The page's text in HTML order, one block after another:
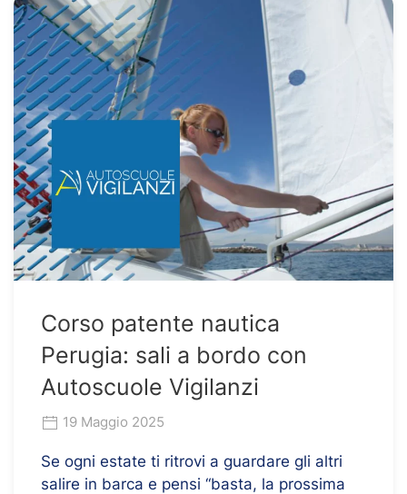
Corso patente nautica
Perugia: sali a bordo con
Autoscuole Vigilanzi
19 Maggio 2025
Se ogni estate ti ritrovi a guardare gli altri
salire in barca e pensi “basta, la prossima